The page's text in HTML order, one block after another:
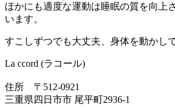
ほかにも適度な運動は睡眠の質を向上
います。
すこしずつでも大丈夫、身体を動かし
La ccord (ラコール)
住所 〒512-0921
三重県四日市市 尾平町2936-1